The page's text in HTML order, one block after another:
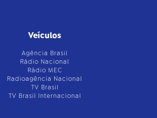
Veículos
Agência Brasil
Rádio Nacional
Rádio MEC
Radioagência Nacional
TV Brasil
TV Brasil Internacional